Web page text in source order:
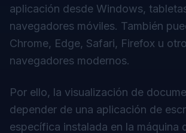
aplicación desde Windows,
navegadores móviles. También
Chrome, Edge, Safari, Firefox u
navegadores modernos.
Por ello, la visualización de
depender de una aplicación de
específica instalada en la máquina